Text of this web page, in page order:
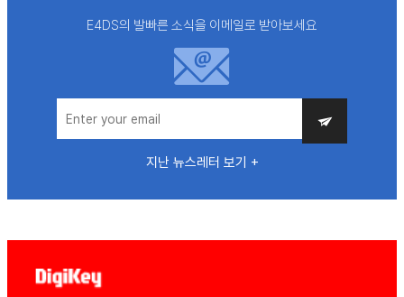
E4DS의 발빠른 소식을 이메일로 받아보세요
지난 뉴스레터 보기 +